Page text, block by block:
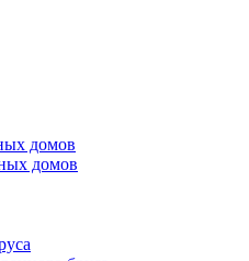
домов
домов